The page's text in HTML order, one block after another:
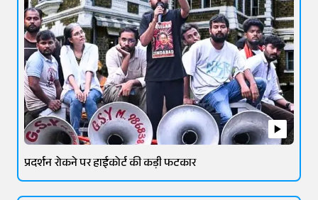
प्रदर्शन रोकने पर हाईकोर्ट की कड़ी फटकार